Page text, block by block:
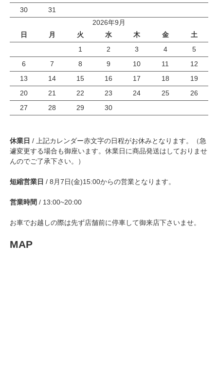
30
31
2026年9月
日
月 火 水 木 金
土
1
2 3 4
5
6
7 8 9 10 11
12
13
14 15 16 17 18
19
20
21 22 23 24 25
26
27
28 29 30
休業日 / 上記カレンダー赤文字の日程がお休みとなります。（急
遽変更する場合も御座います。休業日に商品発送はしておりませ
んのでご了承下さい。）
短縮営業日 / 8月7日(金)15:00からの営業となります。
営業時間 / 13:00~20:00
お車でお越しの際は先ず店舗前に停車して御来店下さいませ。
MAP